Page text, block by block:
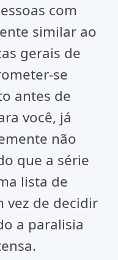
com
similar ao
gerais de
se
antes de
você, já
não
que a série
lista de
vez de decidir
a paralisia